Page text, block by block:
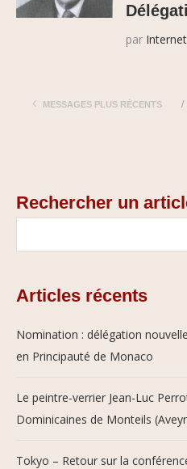
par
MESSAGES PLUS RÉCENTS
Rechercher un
Articles récents
Nomination : délégation
en Principauté de Monaco
Le peintre-verrier Jean-Luc
Dominicaines de Monteils
Tokyo – Retour sur la